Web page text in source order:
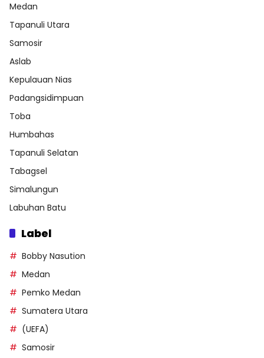
Medan
Tapanuli Utara
Samosir
Aslab
Kepulauan Nias
Padangsidimpuan
Toba
Humbahas
Tapanuli Selatan
Tabagsel
Simalungun
Labuhan Batu
Label
Bobby Nasution
Medan
Pemko Medan
Sumatera Utara
(UEFA)
Samosir